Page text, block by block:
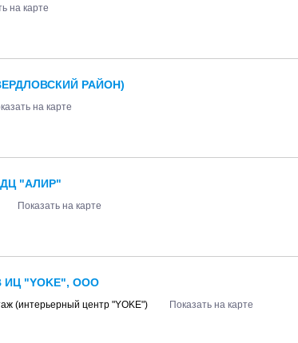
на карте
РАЙОН)
на карте
"АЛИР"
Показать на карте
ИЦ "YOKE", ООО
(интерьерный центр "YOKE")
Показать на карте